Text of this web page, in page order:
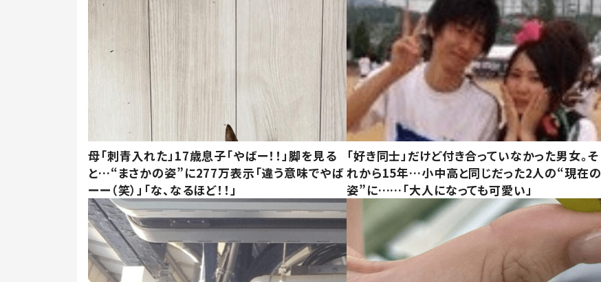
母「刺青入れた」17歳息子「やばー！！」脚を見る
と…“まさかの姿”に277万表示「違う意味でやば
ーー（笑）」「な、なるほど！！」
「好き同士」だけど付き合っていなかった男女。そ
れから15年…小中高と同じだった2人の“現在の
姿”に……「大人になっても可愛い」